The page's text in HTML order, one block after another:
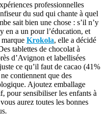
professionnelles
du sud qui chante à quel
sait bien une chose : s’il n’y
en a un pour l’éducation, et
Krokola, elle a décidé
tablettes de chocolat à
d’Avignon et labellisées
ce qu’il faut de cacao (41%
contiennent que des
Ajoutez emballage
pour sensibiliser les enfants à
aurez toutes les bonnes